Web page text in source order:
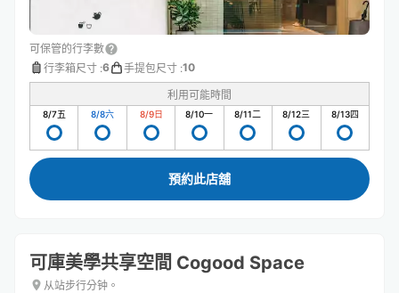
可保管的行李數
行李箱尺寸 :6 手提包尺寸 :10
利用可能時間
8/7五 8/8六 8/9日 8/10一 8/11二 8/12三 8/13四
預約此店舖
可庫美學共享空間 Cogood Space
从站步行分钟。